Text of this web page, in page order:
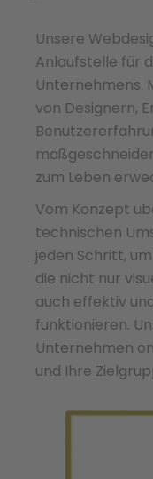
Unsere
Anlaufstelle für
Unternehmens.
von Designern,
zum Leben
Vom Konzept
technischen
jeden Schritt,
die nicht nur
auch effektiv
funktionieren.
Unternehmen
und Ihre